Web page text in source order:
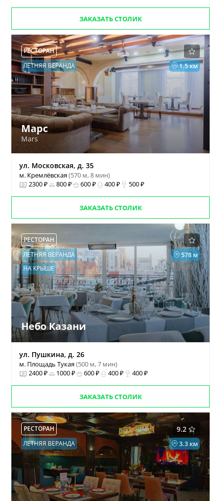
ЗАКАЗАТЬ СТОЛИК
РЕСТОРАН
1.5 км
ЛЕТНЯЯ ВЕРАНДА
Марс
Mars
ул. Московская, д. 35
м. Кремлёвская(570 м, 8 мин)
2300 ₽
800 ₽ 600 ₽ 400 ₽ 500 ₽
ЗАКАЗАТЬ СТОЛИК
РЕСТОРАН
578 м
ЛЕТНЯЯ ВЕРАНДА
НА КРЫШЕ
Небо Казани
ул. Пушкина, д. 26
м. Площадь Тукая(500 м, 7 мин)
2400 ₽
1000 ₽ 600 ₽ 400 ₽ 400 ₽
ЗАКАЗАТЬ СТОЛИК
9.2
РЕСТОРАН
3.3 км
ЛЕТНЯЯ ВЕРАНДА